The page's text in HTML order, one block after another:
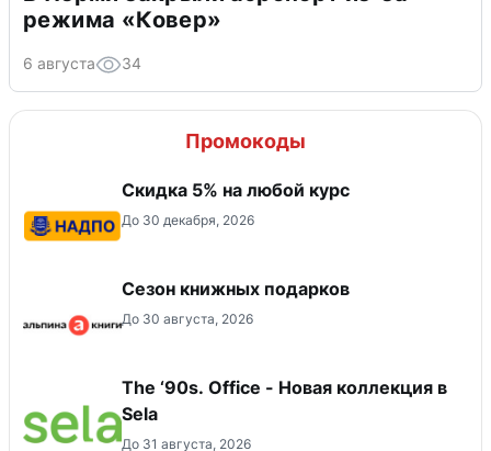
режима «Ковер»
6 августа 34
Промокоды
Скидка 5% на любой курс
До 30 декабря, 2026
Сезон книжных подарков
До 30 августа, 2026
The ‘90s. Office - Новая коллекция в
Sela
До 31 августа, 2026